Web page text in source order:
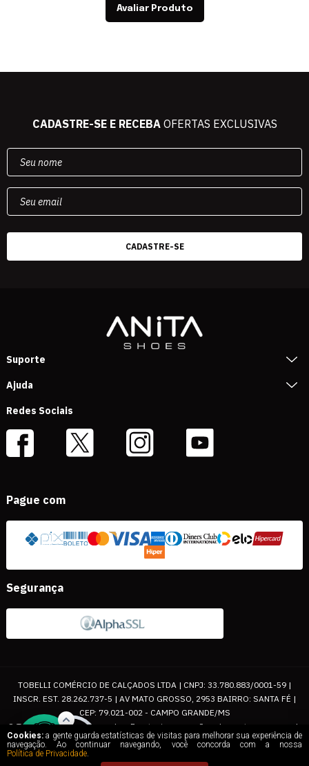
Avaliar Produto
CADASTRE-SE E RECEBAOFERTAS EXCLUSIVAS
Suporte
Ajuda
Redes Sociais
Pague com
Segurança
TOBELLI COMÉRCIO DE CALÇADOS LTDA | CNPJ: 33.780.883/0001-59 |
INSCR. EST. 28.262.737-5 | AV MATO GROSSO, 2953 BAIRRO: SANTA FÉ |
CEP: 79.021-002 - CAMPO GRANDE/MS
© Todos os direitos reservados. Eventuais promoções, descontos e prazos de
pagamento expostos aqui são válidos apenas para compras via internet. As
fotos, textos e layout aqui veiculados são de propriedade da Loja. É proibida a
Cookies: a gente guarda estatísticas de visitas para melhorar sua experiência de
navegação. Ao continuar navegando, você concorda com a nossa
Política de Privacidade.